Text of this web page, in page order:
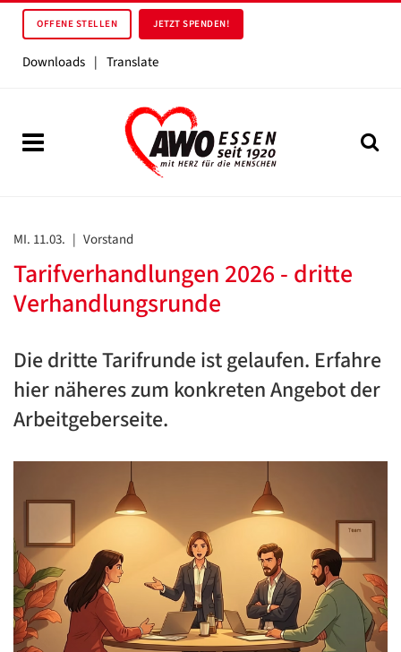
OFFENE STELLEN JETZT SPENDEN!
Downloads | Translate
MI. 11.03. | Vorstand
Tarifverhandlungen 2026 - dritte
Verhandlungsrunde
Die dritte Tarifrunde ist gelaufen. Erfahre
hier näheres zum konkreten Angebot der
Arbeitgeberseite.